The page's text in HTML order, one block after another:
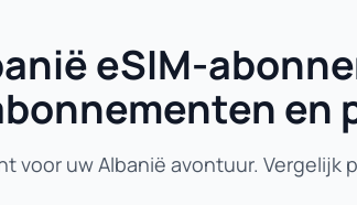
eSIM-
en
voor uw Albanië avontuur.